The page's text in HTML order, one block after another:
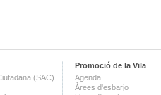
(SAC)
Promoció de la Vila
Agenda
Àrees d'esbarjo